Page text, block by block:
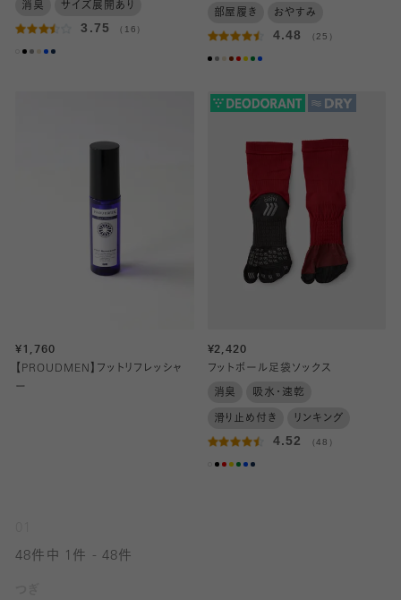
消臭 サイズ展開あり
3.75 （16）
部屋履き おやすみ
4.48 （25）
¥1,760
【PROUDMEN】フットリフレッシャ
ー
¥2,420
フットボール足袋ソックス
消臭 吸水・速乾
滑り止め付き リンキング
4.52 （48）
48件中 1件 - 48件